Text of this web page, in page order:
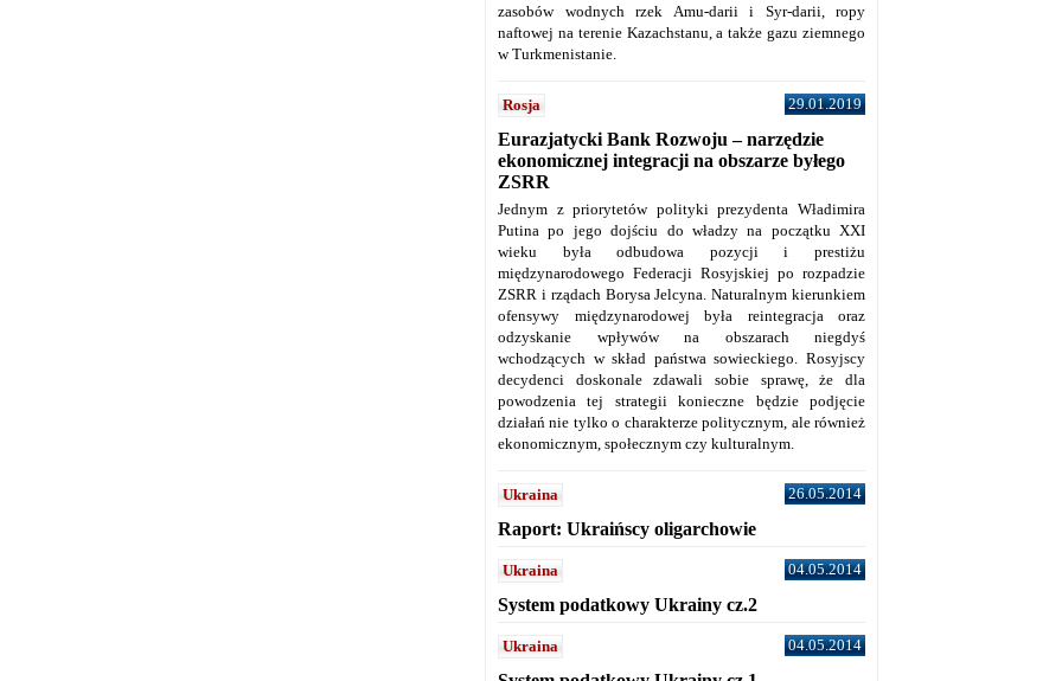
zasobów wodnych rzek Amu-darii i Syr-darii, ropy
naftowej na terenie Kazachstanu, a także gazu ziemnego
w Turkmenistanie.
Rosja 29.01.2019
Eurazjatycki Bank Rozwoju – narzędzie
ekonomicznej integracji na obszarze byłego
ZSRR
Jednym z priorytetów polityki prezydenta Władimira
Putina po jego dojściu do władzy na początku XXI
wieku była odbudowa pozycji i prestiżu
międzynarodowego Federacji Rosyjskiej po rozpadzie
ZSRR i rządach Borysa Jelcyna. Naturalnym kierunkiem
ofensywy międzynarodowej była reintegracja oraz
odzyskanie wpływów na obszarach niegdyś
wchodzących w skład państwa sowieckiego. Rosyjscy
decydenci doskonale zdawali sobie sprawę, że dla
powodzenia tej strategii konieczne będzie podjęcie
działań nie tylko o charakterze politycznym, ale również
ekonomicznym, społecznym czy kulturalnym.
Ukraina 26.05.2014
Raport: Ukraińscy oligarchowie
Ukraina 04.05.2014
System podatkowy Ukrainy cz.2
Ukraina 04.05.2014